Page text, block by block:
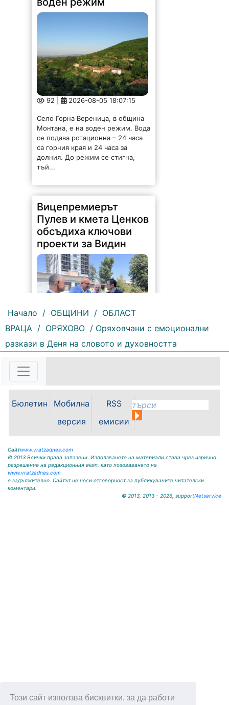
Този сайт използва бисквитки, за да работи
92 | 2026-08-05 18:07:15
Село Горна Вереница, в община
се подава ротационна – 24 часа
са горния края и 24 часа за
долния. До режим се стигна,
тъй...
Вицепремиерът
Пулев и кмета Ценков
обсъдиха ключови
проекти за Видин
178 | 2026-08-05 16:17:12
Възможностите за привличане на
инвестиции, развитието на
местната икономика и бъдещето
център бяха във фокуса на
Община Видин д-р Цветан
Начало / ОБЩИНИ / ОБЛАСТ
ВРАЦА / ОРЯХОВО / Оряховчани с емоционални
разкази в Деня на словото и духовността
Бюлетин
Мобилна
версия
RSS
емисии
Сайтwww.vratzadnes.com
© 2013 Всички права запазени. Използването на материали става чрез изрично
разрешение на редакционния екип, като позоваването на
www.vratzadnes.com
е задължително. Сайтът не носи отговорност за публикуваните читателски
коментари.
© 2013, 2013 - 2026, supportNetservice